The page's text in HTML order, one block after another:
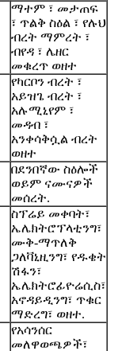
ማተም ፣ መታጠፍ
፣ ጥልቅ ስዕል ፣ የሉህ
ብረት ማምረት ፣
ብየዳ ፣ ሌዘር
መቁረጥ ወዘተ
የካርቦን ብረት ፣
አይዝጌ ብረት ፣
አሉሚኒየም ፣
መዳብ ፣
አንቀሳቅሷል ብረት
ወዘተ
በደንበኛው ስዕሎች
ወይም ናሙናዎች
መሰረት.
ስፕሬይ መቀባት፣
ኤሌክትሮፕላቲንግ፣
ሙቅ-ማጥለቅ
ጋለቫኒዚንግ፣ የዱቄት
ሽፋን፣
ኤሌክትሮፊዮሬሲስ፣
አኖዳይዲንግ፣ ጥቁር
ማድረግ፣ ወዘተ.
የአሳንሰር
መለዋወጫዎች፣